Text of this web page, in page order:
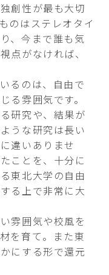
創性が最も大切
のはステレオタイ
、今まで誰も気
点がなければ、
るのは、自由で
る雰囲気です。
研究や、結果が
うな研究は長い
違いありませ
ことを、十分に
東北大学の自由
る上で非常に大
雰囲気や校風を
を育て。また東
にする形で還元